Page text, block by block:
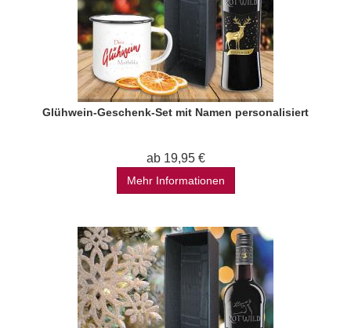
Glühwein-Geschenk-Set mit Namen personalisiert
ab 19,95 €
Mehr Informationen